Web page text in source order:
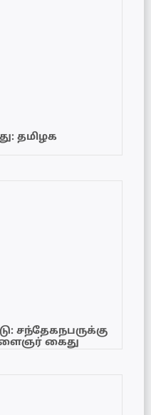
தமிழக
சந்தேகநபருக்கு
கைது